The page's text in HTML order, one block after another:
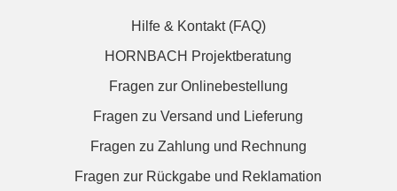
Hilfe & Kontakt (FAQ)
HORNBACH Projektberatung
Fragen zur Onlinebestellung
Fragen zu Versand und Lieferung
Fragen zu Zahlung und Rechnung
Fragen zur Rückgabe und Reklamation